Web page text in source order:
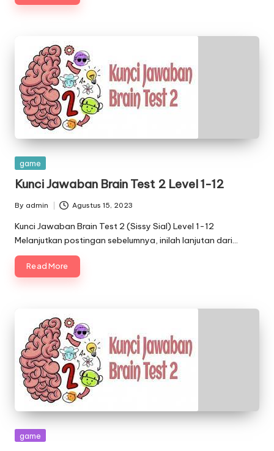
Posted
game
Kunci Jawaban Brain Test 2 Level 1-12
Posted
by
By admin Agustus 15, 2023
Kunci Jawaban Brain Test 2 (Sissy Sial) Level 1-12
Melanjutkan postingan sebelumnya, inilah lanjutan dari…
Read More
Posted
game